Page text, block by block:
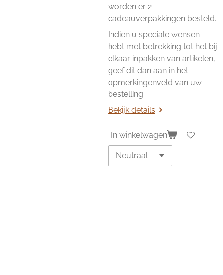
worden er 2
cadeauverpakkingen besteld.
Indien u speciale wensen
hebt met betrekking tot het bij
elkaar inpakken van artikelen,
geef dit dan aan in het
opmerkingenveld van uw
bestelling.
Bekijk details
In winkelwagen